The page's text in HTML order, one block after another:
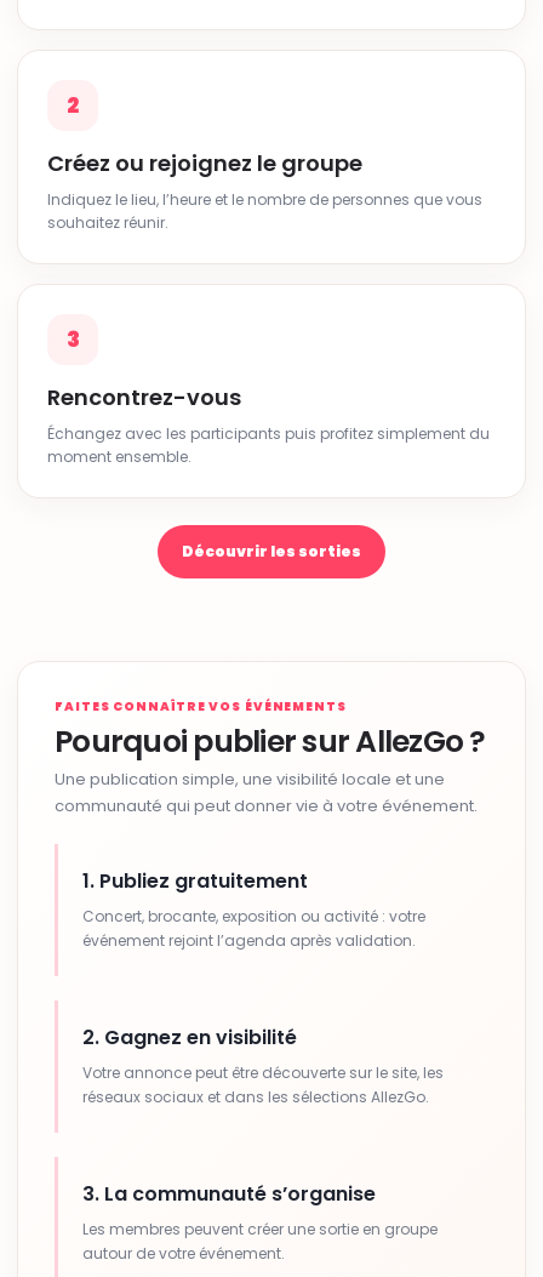
2
Créez ou rejoignez le groupe
Indiquez le lieu, l’heure et le nombre de personnes que vous
souhaitez réunir.
3
Rencontrez-vous
Échangez avec les participants puis profitez simplement du
moment ensemble.
Découvrir les sorties
FAITES CONNAÎTRE VOS ÉVÉNEMENTS
Pourquoi publier sur AllezGo ?
Une publication simple, une visibilité locale et une
communauté qui peut donner vie à votre événement.
1. Publiez gratuitement
Concert, brocante, exposition ou activité : votre
événement rejoint l’agenda après validation.
2. Gagnez en visibilité
Votre annonce peut être découverte sur le site, les
réseaux sociaux et dans les sélections AllezGo.
3. La communauté s’organise
Les membres peuvent créer une sortie en groupe
autour de votre événement.